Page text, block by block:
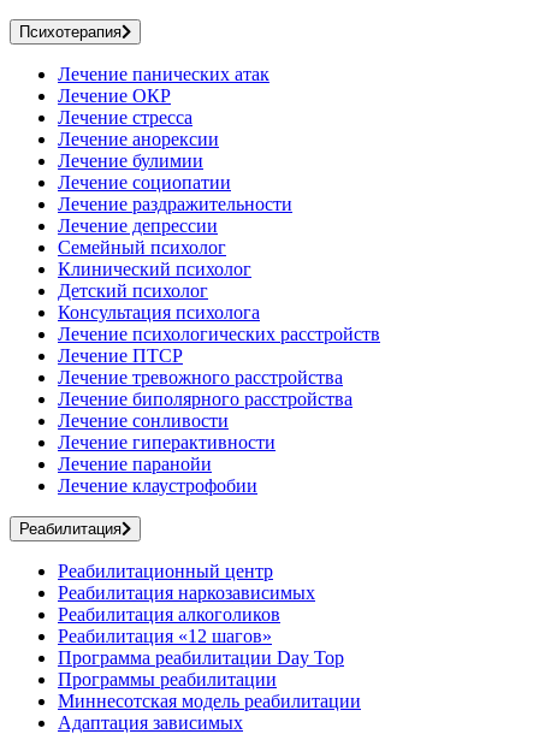
Психотерапия
Лечение панических атак
Лечение ОКР
Лечение стресса
Лечение анорексии
Лечение булимии
Лечение социопатии
Лечение раздражительности
Лечение депрессии
Семейный психолог
Клинический психолог
Детский психолог
Консультация психолога
Лечение психологических расстройств
Лечение ПТСР
Лечение тревожного расстройства
Лечение биполярного расстройства
Лечение сонливости
Лечение гиперактивности
Лечение паранойи
Лечение клаустрофобии
Реабилитация
Реабилитационный центр
Реабилитация наркозависимых
Реабилитация алкоголиков
Реабилитация «12 шагов»
Программа реабилитации Day Top
Программы реабилитации
Миннесотская модель реабилитации
Адаптация зависимых